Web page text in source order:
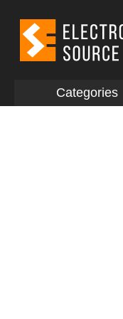
Categories